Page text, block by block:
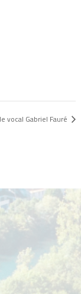
vocal Gabriel Fauré